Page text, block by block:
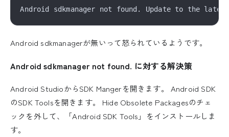
Android sdkmanagerが無いって怒られているようです。
Android sdkmanager not found. に対する解決策
Android StudioからSDK Mangerを開きます。 Android SDK
のSDK Toolsを開きます。 Hide Obsolete Packagesのチェ
ックを外して、「Android SDK Tools」をインストールしま
す。